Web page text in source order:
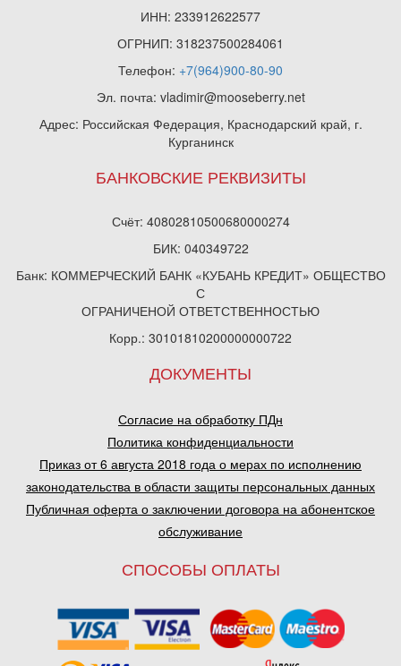
ИНН: 233912622577
ОГРНИП: 318237500284061
Телефон: +7(964)900-80-90
Эл. почта: vladimir@mooseberry.net
Адрес: Российская Федерация, Краснодарский край, г.
Курганинск
БАНКОВСКИЕ РЕКВИЗИТЫ
Счёт: 40802810500680000274
БИК: 040349722
Банк: КОММЕРЧЕСКИЙ БАНК «КУБАНЬ КРЕДИТ» ОБЩЕСТВО
С
ОГРАНИЧЕНОЙ ОТВЕТСТВЕННОСТЬЮ
Корр.: 30101810200000000722
ДОКУМЕНТЫ
Согласие на обработку ПДн
Политика конфиденциальности
Приказ от 6 августа 2018 года о мерах по исполнению
законодательства в области защиты персональных данных
Публичная оферта о заключении договора на абонентское
обслуживание
СПОСОБЫ ОПЛАТЫ